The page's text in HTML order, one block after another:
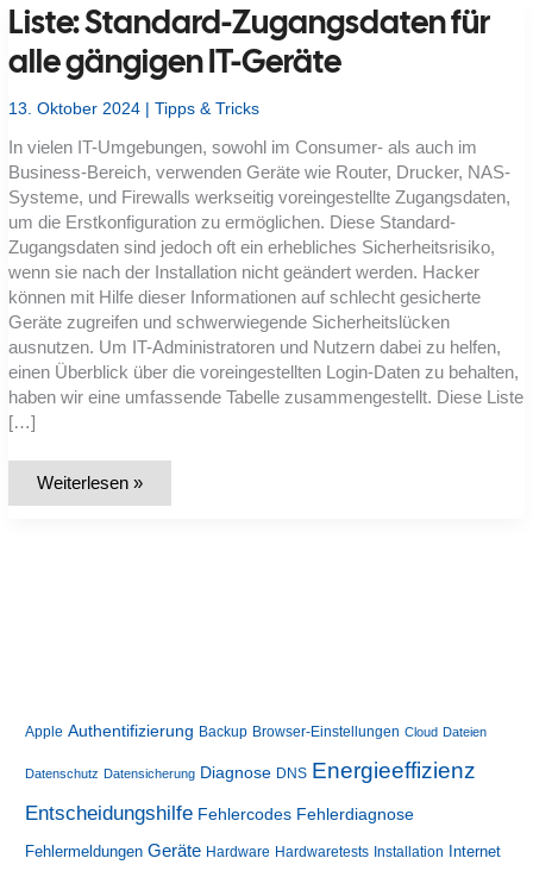
Liste: Standard-Zugangsdaten für
alle gängigen IT-Geräte
13. Oktober 2024 |Tipps & Tricks
In vielen IT-Umgebungen, sowohl im Consumer- als auch im
Business-Bereich, verwenden Geräte wie Router, Drucker, NAS-
Systeme, und Firewalls werkseitig voreingestellte Zugangsdaten,
um die Erstkonfiguration zu ermöglichen. Diese Standard-
Zugangsdaten sind jedoch oft ein erhebliches Sicherheitsrisiko,
wenn sie nach der Installation nicht geändert werden. Hacker
können mit Hilfe dieser Informationen auf schlecht gesicherte
Geräte zugreifen und schwerwiegende Sicherheitslücken
ausnutzen. Um IT-Administratoren und Nutzern dabei zu helfen,
einen Überblick über die voreingestellten Login-Daten zu behalten,
haben wir eine umfassende Tabelle zusammengestellt. Diese Liste
[…]
Liste:
Weiterlesen »
Apple Authentifizierung Backup Browser-Einstellungen Cloud Dateien
Datenschutz Datensicherung Diagnose DNS Energieeffizienz
Entscheidungshilfe Fehlercodes Fehlerdiagnose
Fehlermeldungen Geräte Hardware Hardwaretests Installation Internet